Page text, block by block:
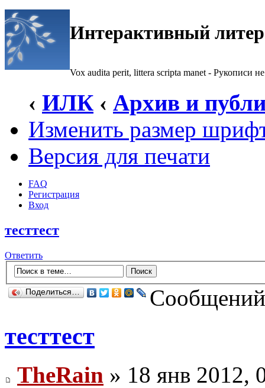
Интерактивный
Vox audita perit, littera scripta manet - Рукописи не
‹ ИЛК ‹ Архив и
Изменить размер
Версия для печати
FAQ
Регистрация
Вход
тесттест
Ответить
Поделиться…
тесттест
TheRain » 18 янв 2012,